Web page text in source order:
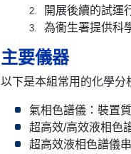
開展後續的試運
為衞生署提供科
主要儀器
以下是本組常用的化學分
氣相色譜儀：裝置
超高效/高效液相色
超高效液相色譜儀